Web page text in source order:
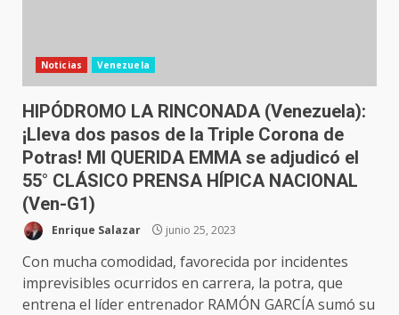
Noticias Venezuela
HIPÓDROMO LA RINCONADA (Venezuela):
¡Lleva dos pasos de la Triple Corona de
Potras! MI QUERIDA EMMA se adjudicó el
55° CLÁSICO PRENSA HÍPICA NACIONAL
(Ven-G1)
Enrique Salazar junio 25, 2023
Con mucha comodidad, favorecida por incidentes
imprevisibles ocurridos en carrera, la potra, que
entrena el líder entrenador RAMÓN GARCÍA sumó su